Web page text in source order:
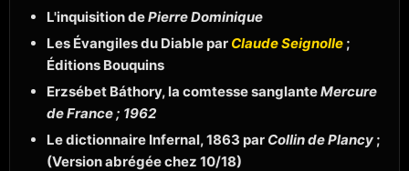
L'inquisition dePierre Dominique
Les Évangiles du Diable par Claude Seignolle ;
Éditions Bouquins
Erzsébet Báthory, la comtesse sanglanteMercure
de France ; 1962
Le dictionnaire Infernal, 1863 par Collin de Plancy ;
(Version abrégée chez 10/18)